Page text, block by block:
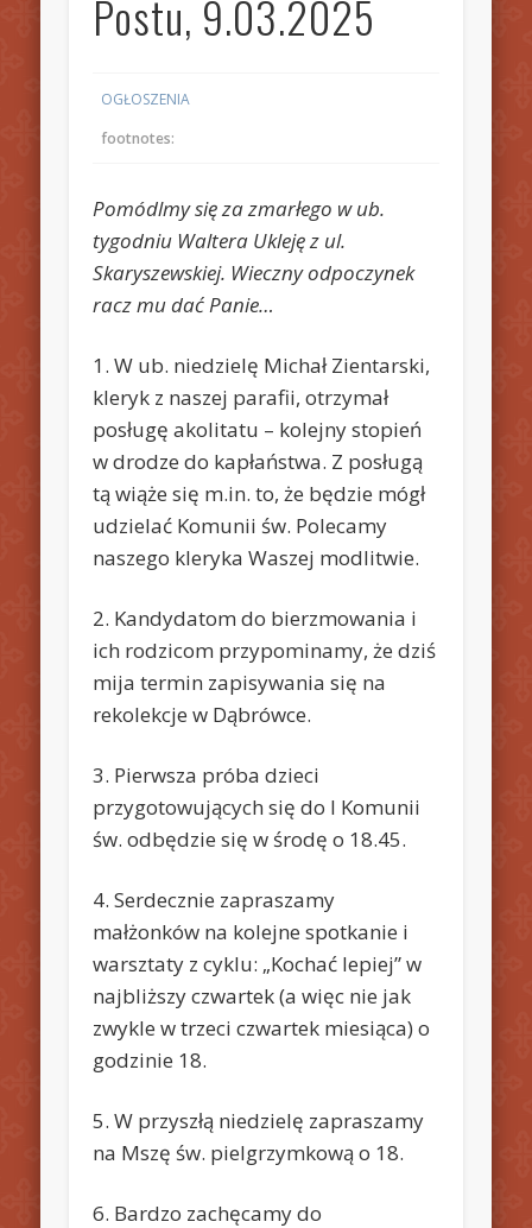
Postu, 9.03.2025
OGŁOSZENIA
footnotes:
Pomódlmy się za zmarłego w ub.
tygodniu Waltera Ukleję z ul.
Skaryszewskiej. Wieczny odpoczynek
racz mu dać Panie…
1. W ub. niedzielę Michał Zientarski,
kleryk z naszej parafii, otrzymał
posługę akolitatu – kolejny stopień
w drodze do kapłaństwa. Z posługą
tą wiąże się m.in. to, że będzie mógł
udzielać Komunii św. Polecamy
naszego kleryka Waszej modlitwie.
2. Kandydatom do bierzmowania i
ich rodzicom przypominamy, że dziś
mija termin zapisywania się na
rekolekcje w Dąbrówce.
3. Pierwsza próba dzieci
przygotowujących się do I Komunii
św. odbędzie się w środę o 18.45.
4. Serdecznie zapraszamy
małżonków na kolejne spotkanie i
warsztaty z cyklu: „Kochać lepiej” w
najbliższy czwartek (a więc nie jak
zwykle w trzeci czwartek miesiąca) o
godzinie 18.
5. W przyszłą niedzielę zapraszamy
na Mszę św. pielgrzymkową o 18.
6. Bardzo zachęcamy do